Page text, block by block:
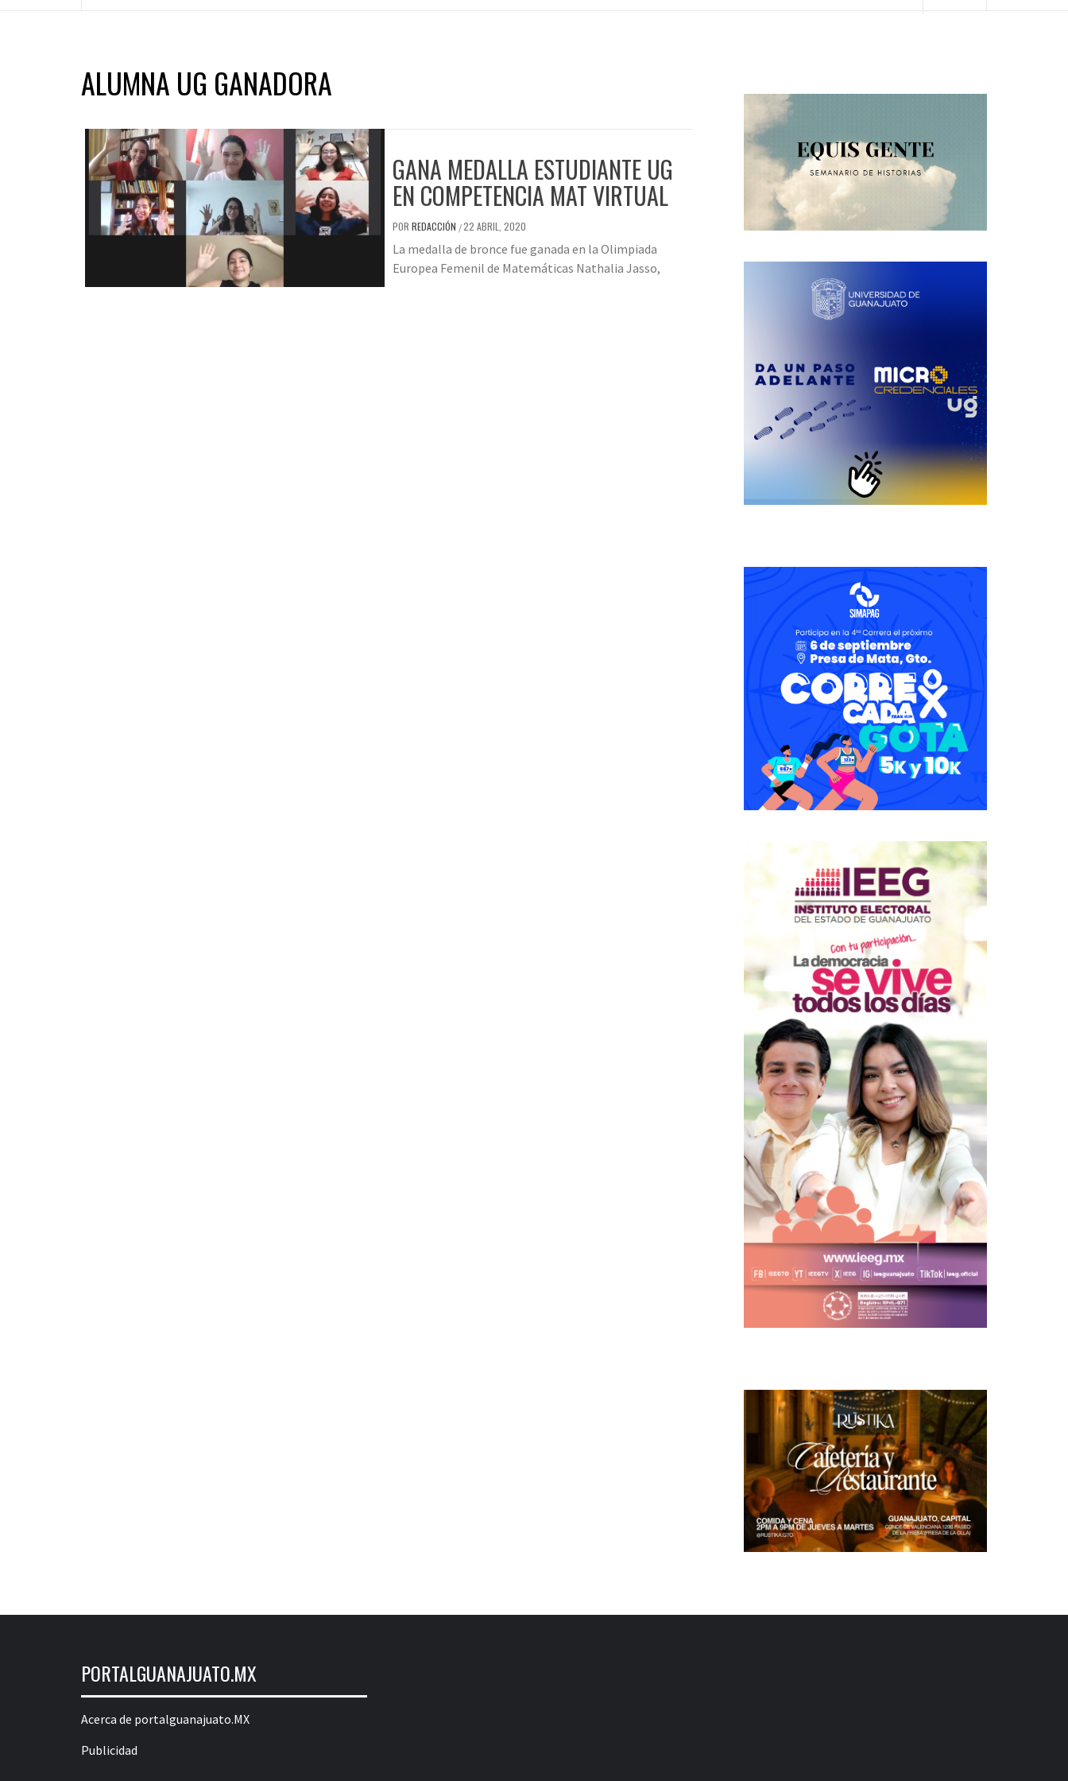
ALUMNA UG GANADORA
GANA MEDALLA ESTUDIANTE UG
EN COMPETENCIA MAT VIRTUAL
POR REDACCIÓN /22 ABRIL, 2020
La medalla de bronce fue ganada en la Olimpiada
Europea Femenil de Matemáticas Nathalia Jasso,
PORTALGUANAJUATO.MX
Acerca de portalguanajuato.MX
Publicidad